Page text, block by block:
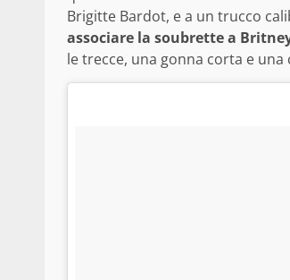
Brigitte Bardot, e a un trucco
associare la soubrette a
le trecce, una gonna corta e